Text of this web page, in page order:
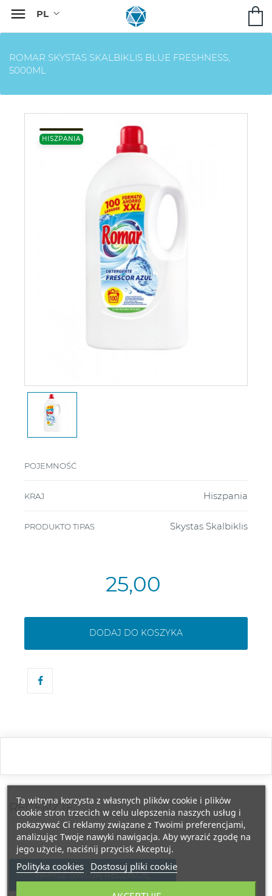

ROMAR SKYSTAS SKALBIKLIS BLUE FRESHNESS,
5000ML
HISZPANIA
POJEMNOŚĆ
KRAJ Hiszpania
PRODUKTO TIPAS Skystas Skalbiklis
25,00
DODAJ DO KOSZYKA
RECENZJE
NAPISZ SWOJĄ RECENZJĘ
Ta witryna korzysta z własnych plików cookie i plików
cookie stron trzecich w celu ulepszenia naszych usług i
pokazywać Ci reklamy związane z Twoimi preferencjami,
analizując Twoje nawyki nawigacja. Aby wyrazić zgodę na
jego użycie, naciśnij przycisk Akceptuj.
Polityka cookies Dostosuj pliki cookie